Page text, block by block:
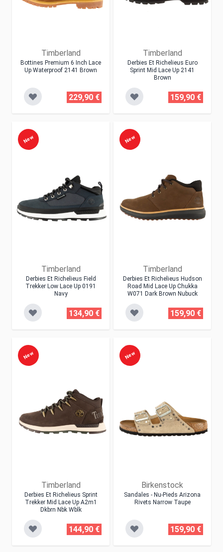
Timberland
Bottines Premium 6 Inch Lace
Up Waterproof 2141 Brown
229,90 €
Timberland
Derbies Et Richelieus Euro
Sprint Mid Lace Up 2141
Brown
159,90 €
Timberland
Derbies Et Richelieus Field
Trekker Low Lace Up 0191
Navy
New
134,90 €
Timberland
Derbies Et Richelieus Hudson
Road Mid Lace Up Chukka
W071 Dark Brown Nubuck
New
159,90 €
Timberland
Derbies Et Richelieus Sprint
Trekker Mid Lace Up A2m1
Dkbrn Nbk Wblk
New
144,90 €
Birkenstock
Sandales - Nu-Pieds Arizona
Rivets Narrow Taupe
New
159,90 €